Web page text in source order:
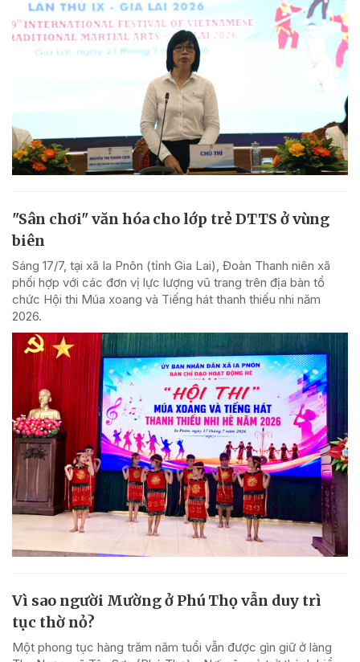
"Sân chơi" văn hóa cho lớp trẻ DTTS ở vùng
biên
Sáng 17/7, tại xã Ia Pnôn (tỉnh Gia Lai), Đoàn Thanh niên xã
phối hợp với các đơn vị lực lượng vũ trang trên địa bàn tổ
chức Hội thi Múa xoang và Tiếng hát thanh thiếu nhi năm
2026.
Vì sao người Mường ở Phú Thọ vẫn duy trì
tục thờ nỏ?
Một phong tục hàng trăm năm tuổi vẫn được gìn giữ ở làng